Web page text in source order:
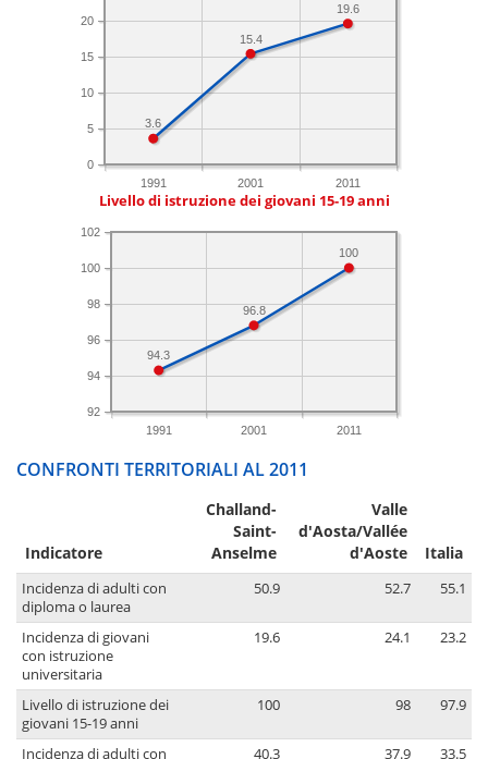
1991 2001 2011
0
5
10
15
20
19.6
15.4
3.6
Livello di istruzione dei giovani 15-19 anni
1991 2001 2011
92
94
96
98
100
102
100
96.8
94.3
CONFRONTI TERRITORIALI AL 2011
Indicatore
Challand-
Saint-
Anselme
Valle
d'Aosta/Vallée
d'Aoste
Italia
Incidenza di adulti con
diploma o laurea
50.9 52.7 55.1
Incidenza di giovani
con istruzione
universitaria
19.6 24.1 23.2
Livello di istruzione dei
giovani 15-19 anni
100 98 97.9
Incidenza di adulti con 40.3 37.9 33.5